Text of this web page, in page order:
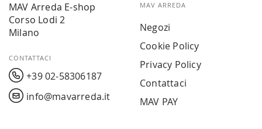
MAV Arreda E-shop
Corso Lodi 2
Milano
CONTATTACI
+39 02-58306187
info@mavarreda.it
MAV ARREDA
Negozi
Cookie Policy
Privacy Policy
Contattaci
MAV PAY